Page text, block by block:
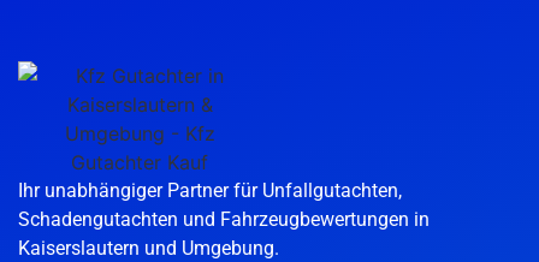
Ihr unabhängiger Partner für Unfallgutachten,
Schadengutachten und Fahrzeugbewertungen in
Kaiserslautern und Umgebung.